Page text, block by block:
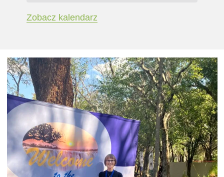
Zobacz kalendarz